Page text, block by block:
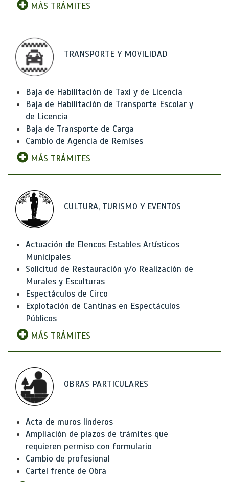
MÁS TRÁMITES
TRANSPORTE Y MOVILIDAD
Baja de Habilitación de Taxi y de Licencia
Baja de Habilitación de Transporte Escolar y
de Licencia
Baja de Transporte de Carga
Cambio de Agencia de Remises
MÁS TRÁMITES
CULTURA, TURISMO Y EVENTOS
Actuación de Elencos Estables Artísticos
Municipales
Solicitud de Restauración y/o Realización de
Murales y Esculturas
Espectáculos de Circo
Explotación de Cantinas en Espectáculos
Públicos
MÁS TRÁMITES
OBRAS PARTICULARES
Acta de muros linderos
Ampliación de plazos de trámites que
requieren permiso con formulario
Cambio de profesional
Cartel frente de Obra